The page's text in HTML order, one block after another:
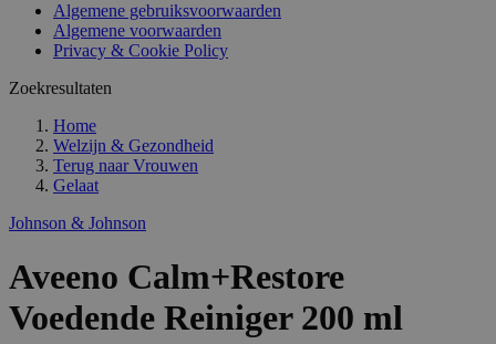
Algemene gebruiksvoorwaarden
Algemene voorwaarden
Privacy & Cookie Policy
Zoekresultaten
Home
Welzijn & Gezondheid
Terug naar Vrouwen
Gelaat
Johnson & Johnson
Aveeno Calm+Restore
Voedende Reiniger 200 ml